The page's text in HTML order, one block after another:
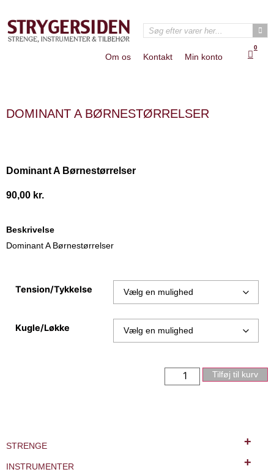
Om os Kontakt Min konto
0
+
STRENGE
+
INSTRUMENTER
DOMINANT A BØRNESTØRRELSER
Dominant A Børnestørrelser
90,00 kr.
Beskrivelse
Dominant A Børnestørrelser
Tension/Tykkelse
Kugle/Løkke
Tilføj til kurv